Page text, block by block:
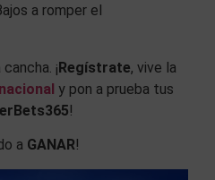
a romper el
¡Regístrate, vive la
y pon a prueba tus
!
a GANAR!